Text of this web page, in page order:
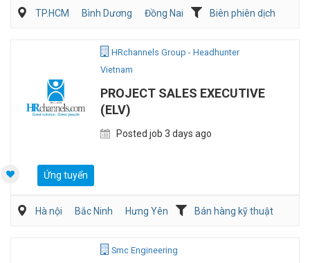
TP.HCM Bình Dương Đồng Nai
Biên phiên dịch
HRchannels Group - Headhunter
Vietnam
PROJECT SALES EXECUTIVE
(ELV)
Posted job 3 days ago
Ứng tuyển
Hà nội Bắc Ninh Hưng Yên
Bán hàng kỹ thuật
Smc Engineering